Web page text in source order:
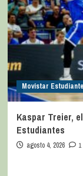
Movistar
Kaspar Treier,
Estudiantes
agosto 4, 2026 1